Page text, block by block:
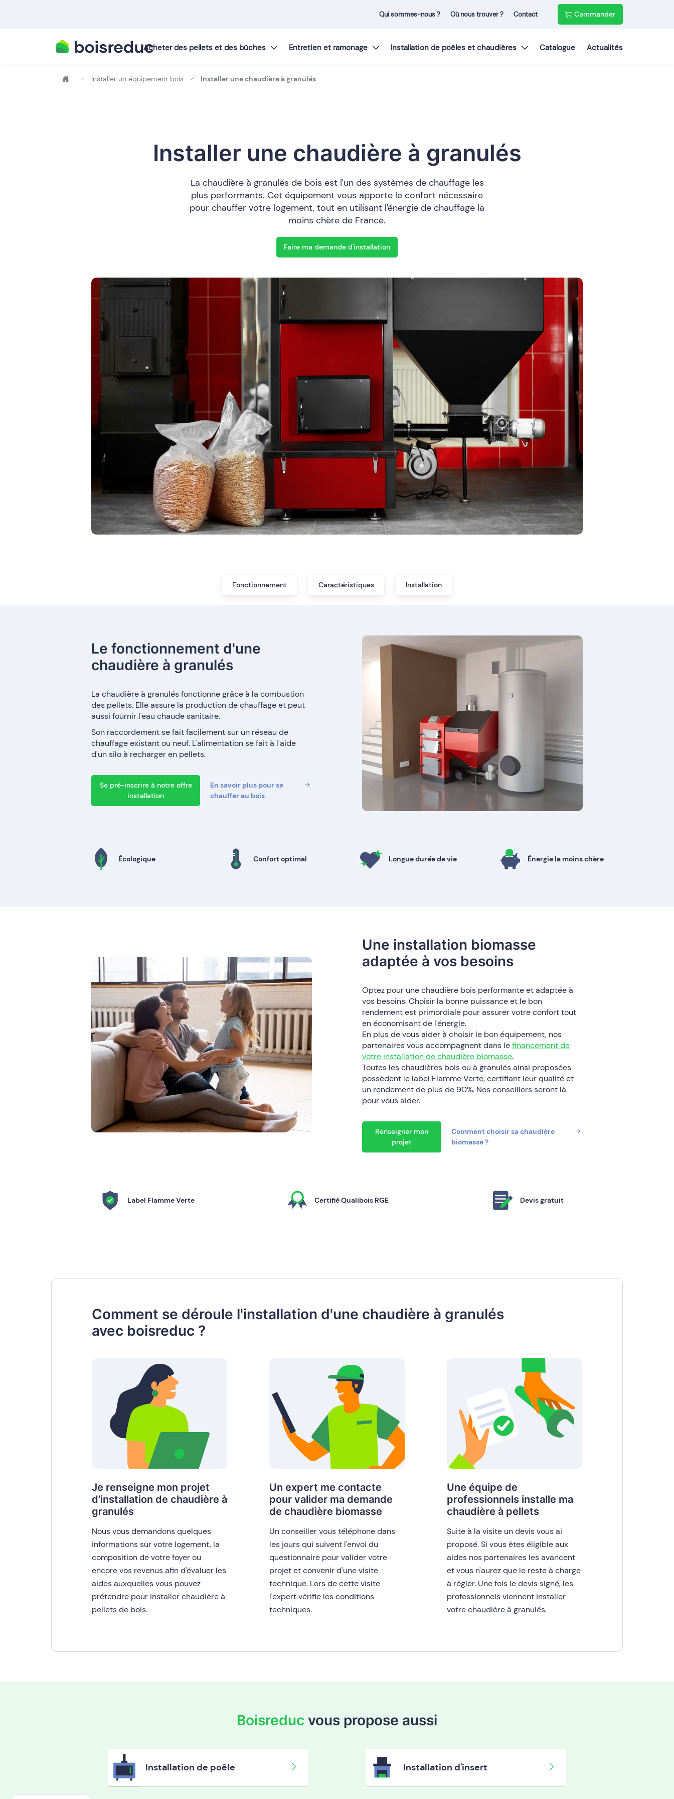
Acheter des pellets et des bûches Entretien et ramonage Installation de poêles et chaudières Catalogue Actualités
Qui sommes-nous ? Où nous trouver ? Contact Commander
Installer un équipement bois Installer une chaudière à granulés
Installer une chaudière à granulés
La chaudière à granulés de bois est l'un des systèmes de chauffage les
plus performants. Cet équipement vous apporte le confort nécessaire
pour chauffer votre logement, tout en utilisant l'énergie de chauffage la
moins chère de France.
Faire ma demande d'installation
Fonctionnement Caractéristiques Installation
Le fonctionnement d'une
chaudière à granulés
La chaudière à granulés fonctionne grâce à la combustion
des pellets. Elle assure la production de chauffage et peut
aussi fournir l'eau chaude sanitaire.
Son raccordement se fait facilement sur un réseau de
chauffage existant ou neuf. L'alimentation se fait à l'aide
d'un silo à recharger en pellets.
Se pré-inscrire à notre offre
installation
En savoir plus pour se
chauffer au bois
Écologique Confort optimal Longue durée de vie Énergie la moins chère
Une installation biomasse
adaptée à vos besoins
Optez pour une chaudière bois performante et adaptée à
vos besoins. Choisir la bonne puissance et le bon
rendement est primordiale pour assurer votre confort tout
en économisant de l'énergie.
En plus de vous aider à choisir le bon équipement, nos
partenaires vous accompagnent dans lefinancement de
votre installation de chaudière biomasse.
Toutes les chaudières bois ou à granulés ainsi proposées
possèdent le label Flamme Verte, certifiant leur qualité et
un rendement de plus de 90%. Nos conseillers seront là
pour vous aider.
Renseigner mon
projet
Comment choisir sa chaudière
biomasse ?
Label Flamme Verte Certifié Qualibois RGE Devis gratuit
Comment se déroule l'installation d'une chaudière à granulés
avec boisreduc ?
Je renseigne mon projet
d'installation de chaudière à
granulés
Nous vous demandons quelques
informations sur votre logement, la
composition de votre foyer ou
encore vos revenus afin d'évaluer les
aides auxquelles vous pouvez
prétendre pour installer chaudière à
pellets de bois.
Un expert me contacte
pour valider ma demande
de chaudière biomasse
Un conseiller vous téléphone dans
les jours qui suivent l'envoi du
questionnaire pour valider votre
projet et convenir d'une visite
technique. Lors de cette visite
l'expert vérifie les conditions
techniques.
Une équipe de
professionnels installe ma
chaudière à pellets
Suite à la visite un devis vous ai
proposé. Si vous êtes éligible aux
aides nos partenaires les avancent
et vous n'aurez que le reste à charge
à régler. Une fois le devis signé, les
professionnels viennent installer
votre chaudière à granulés.
Boisreduc vous propose aussi
Installation de poêle Installation d'insert